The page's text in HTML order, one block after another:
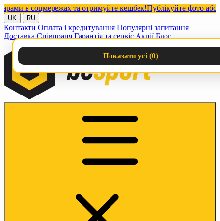
в соцмережах та отримуйте кешбек!Публікуйте фото або
UK RU
Контакти Оплата і кредитування Популярні запитання
Доставка Співпраця Гарантія та сервіс Акції Блог
Показати усі (0)